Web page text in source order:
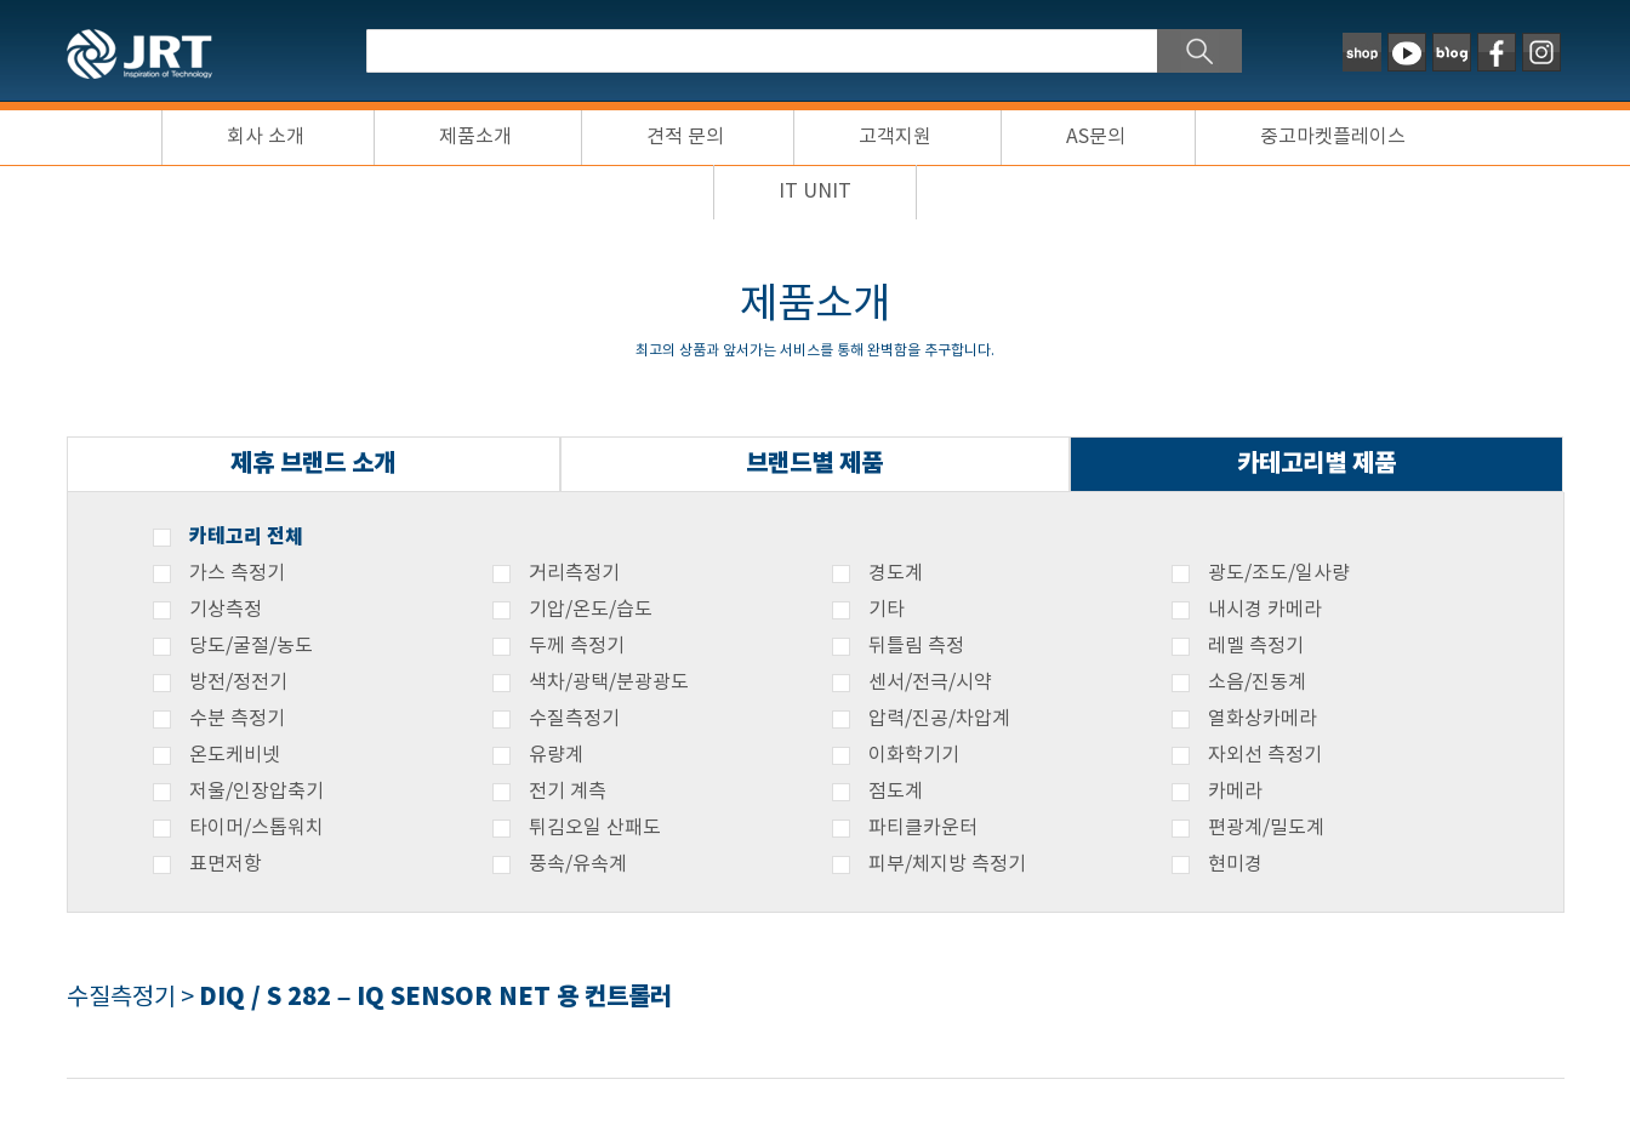
회사 소개 제품소개 견적 문의 고객지원 AS문의 중고마켓플레이스
IT UNIT
제품소개
최고의 상품과 앞서가는 서비스를 통해 완벽함을 추구합니다.
제휴 브랜드 소개 브랜드별 제품 카테고리별 제품
카테고리 전체
가스 측정기 거리측정기 경도계
광도/조도/일사량
기상측정
기압/온도/습도 기타
내시경 카메라
당도/굴절/농도
두께 측정기 뒤틀림 측정
레멜 측정기
방전/정전기
색차/광택/분광광도 센서/전극/시약
소음/진동계
수분 측정기
수질측정기 압력/진공/차압계
열화상카메라
온도케비넷
유량계 이화학기기
자외선 측정기
저울/인장압축기
전기 계측 점도계
카메라
타이머/스톱워치
튀김오일 산패도 파티클카운터
편광계/밀도계
표면저항
풍속/유속계 피부/체지방 측정기 현미경
수질측정기 > DIQ / S 282 – IQ SENSOR NET 용 컨트롤러